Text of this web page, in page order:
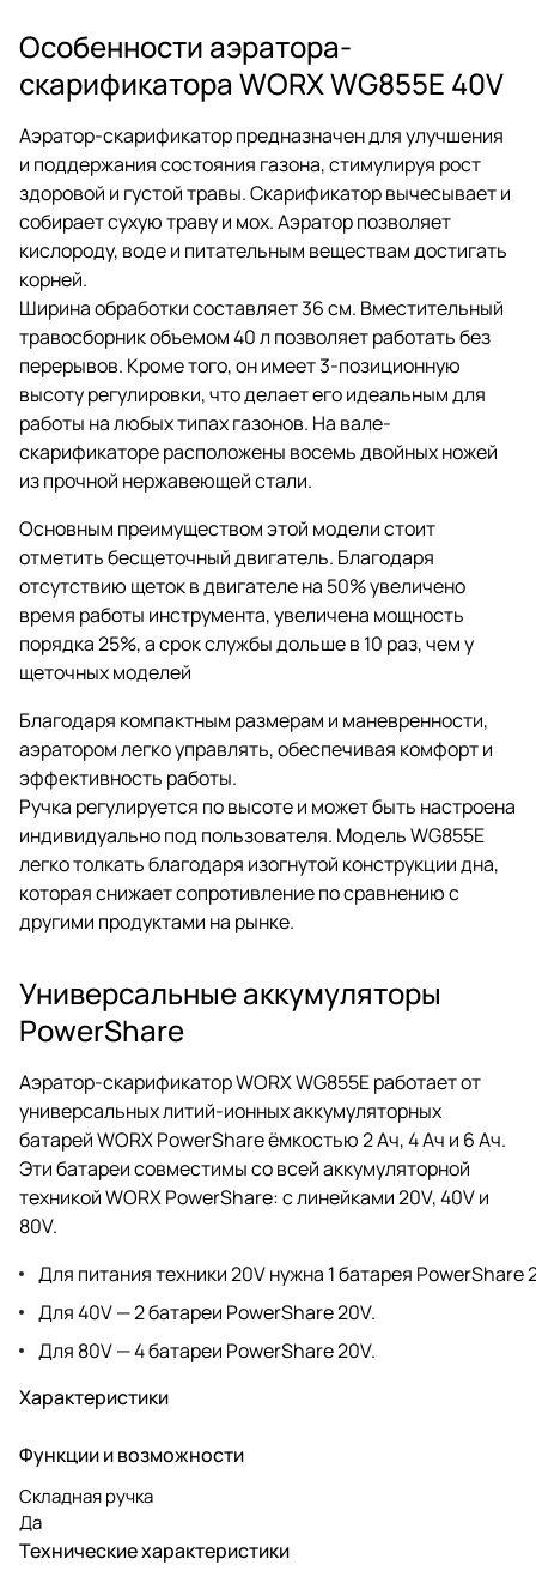
Особенности аэратора-
скарификатора WORX WG855E 40V
Аэратор-скарификатор предназначен для улучшения
и поддержания состояния газона, стимулируя рост
здоровой и густой травы. Скарификатор вычесывает и
собирает сухую траву и мох. Аэратор позволяет
кислороду, воде и питательным веществам достигать
корней.
Ширина обработки составляет 36 см. Вместительный
травосборник объемом 40 л позволяет работать без
перерывов. Кроме того, он имеет 3-позиционную
высоту регулировки, что делает его идеальным для
работы на любых типах газонов. На вале-
скарификаторе расположены восемь двойных ножей
из прочной нержавеющей стали.
Основным преимуществом этой модели стоит
отметить бесщеточный двигатель. Благодаря
отсутствию щеток в двигателе на 50% увеличено
время работы инструмента, увеличена мощность
порядка 25%, а срок службы дольше в 10 раз, чем у
щеточных моделей
Благодаря компактным размерам и маневренности,
аэратором легко управлять, обеспечивая комфорт и
эффективность работы.
Ручка регулируется по высоте и может быть настроена
индивидуально под пользователя. Модель WG855E
легко толкать благодаря изогнутой конструкции дна,
которая снижает сопротивление по сравнению с
другими продуктами на рынке.
Универсальные аккумуляторы
PowerShare
Аэратор-скарификатор WORX WG855E работает от
универсальных литий-ионных аккумуляторных
батарей WORX PowerShare ёмкостью 2 Ач, 4 Ач и 6 Ач.
Эти батареи совместимы со всей аккумуляторной
техникой WORX PowerShare: с линейками 20V, 40V и
80V.
Для питания техники 20V нужна 1 батарея PowerShare
Для 40V — 2 батареи PowerShare 20V.
Для 80V — 4 батареи PowerShare 20V.
Характеристики
Функции и возможности
Складная ручка
Да
Технические характеристики